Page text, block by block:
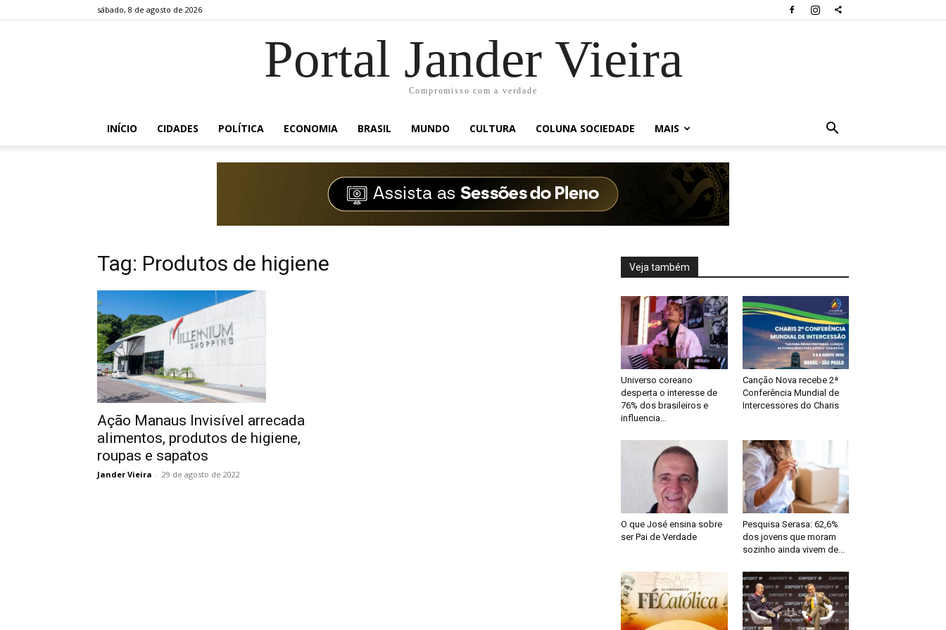
sábado, 8 de agosto de 2026
Portal Jander Vieira
Compromisso com a verdade
INÍCIO CIDADES POLÍTICA ECONOMIA BRASIL MUNDO CULTURA COLUNA SOCIEDADE MAIS
Tag: Produtos de higiene
Ação Manaus Invisível arrecada
alimentos, produtos de higiene,
roupas e sapatos
Jander Vieira - 29 de agosto de 2022
Veja também
Universo coreano
desperta o interesse de
76% dos brasileiros e
influencia...
Canção Nova recebe 2ª
Conferência Mundial de
Intercessores do Charis
O que José ensina sobre
ser Pai de Verdade
Pesquisa Serasa: 62,6%
dos jovens que moram
sozinho ainda vivem de...